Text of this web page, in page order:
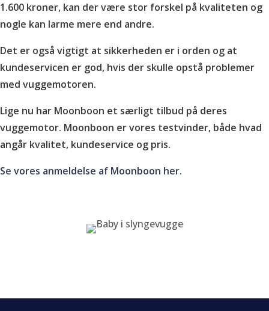
1.600 kroner, kan der være stor forskel på kvaliteten og
nogle kan larme mere end andre.
Det er også vigtigt at sikkerheden er i orden og at
kundeservicen er god, hvis der skulle opstå problemer
med vuggemotoren.
Lige nu har Moonboon et særligt tilbud på deres
vuggemotor. Moonboon er vores testvinder, både hvad
angår kvalitet, kundeservice og pris.
Se vores anmeldelse af Moonboon her.